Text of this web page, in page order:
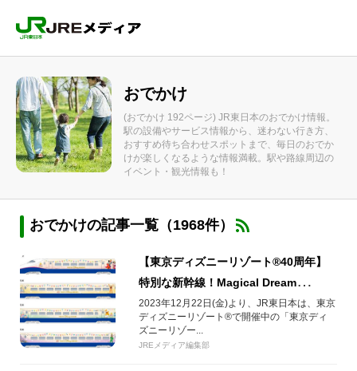
おでかけ
(おでかけ 192ページ) JR東日本のおでかけ情報。
駅の設備やサービス情報から、迷わない行き方、
おすすめ待ち合わせスポットまで、毎日のおでか
けが楽しくなるような情報満載。駅や路線周辺の
イベント・観光情報も！
おでかけの記事一覧（1968件）
【東京ディズニーリゾート®40周年】
特別な新幹線！Magical Dream
Shinkansenが、12月22日(金)より運
行開始！
2023年12月22日(金)より、JR東日本は、東京
ディズニーリゾート®で開催中の「東京ディ
ズニーリゾー...
JREメディア編集部